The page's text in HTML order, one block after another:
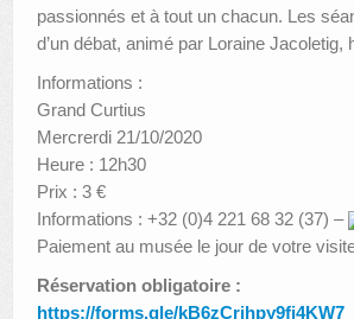
passionnés et à tout un chacun. Les
d’un débat, animé par Loraine Jacoletig,
Informations :
Grand Curtius
Mercrerdi 21/10/2020
Heure : 12h30
Prix : 3 €
Informations : +32 (0)4 221 68 32 (37) –
Paiement au musée le jour de votre
Réservation obligatoire :
https://forms.gle/kB6zCrjhpy9fi4KW7